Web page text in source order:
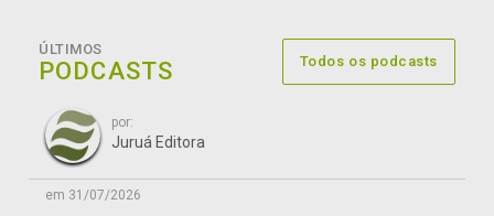
ÚLTIMOS
PODCASTS Todos os podcasts
por:
Juruá Editora
em 31/07/2026